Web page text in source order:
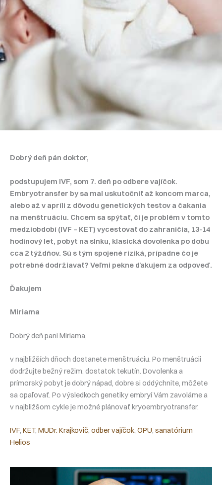
Dobrý deň pán doktor,
podstupujem IVF, som 7. deň po odbere vajíčok.
Embryotransfer by sa mal uskutočniť až koncom marca,
alebo až v apríli z dôvodu genetických testov a čakania
na menštruáciu. Chcem sa spýtať, či je problém v tomto
medziobdobí (IVF – KET) vycestovať do zahraničia, 13-14
hodinový let, pobyt na slnku, klasická dovolenka po dobu
cca 2 týždňov. Sú s tým spojené riziká, prípadne čo je
potrebné dodržiavať? Veľmi pekne ďakujem za odpoveď.
Ďakujem
Miriama
Dobrý deň pani Miriama,
v najbližších dňoch dostanete menštruáciu. Po menštruácii
dodržujte bežný režim, dostatok tekutín. Dovolenka a
prímorský pobyt je dobrý nápad, dobre si oddýchnite, môžete
sa opaľovať. Po výsledkoch genetiky embryí Vám zavoláme a
v najbližšom cykle je možné plánovať kryoembryotransfer.
IVF, KET, MUDr. Krajkovič, odber vajíčok, OPU, sanatórium
Helios